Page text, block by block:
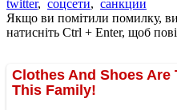
twitter, соцсети, санкции
Якщо ви помітили помилку,
натисніть Ctrl + Enter, щоб